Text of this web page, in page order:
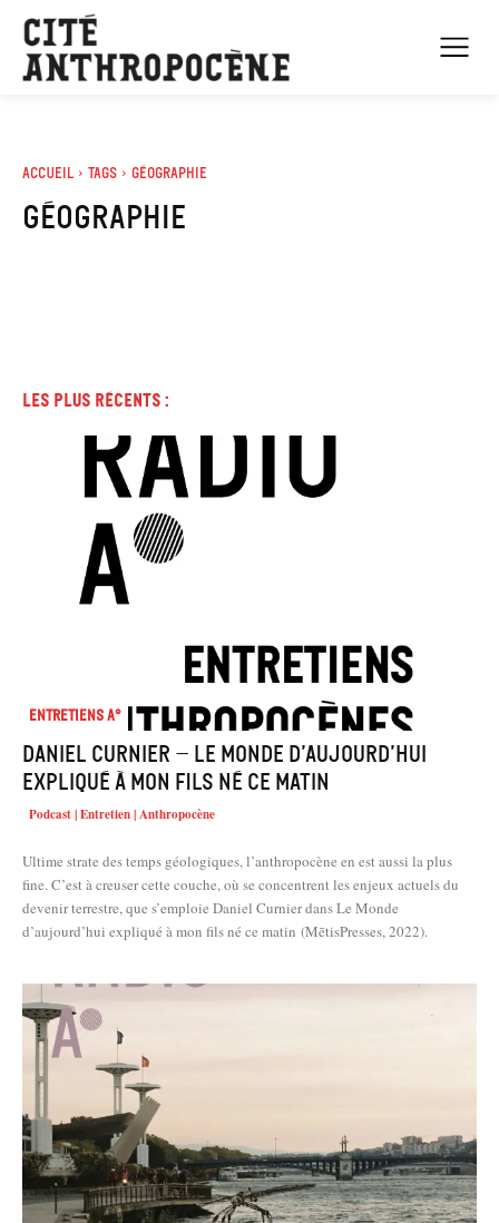
Accueil Tags Géographie
géographie
Les plus récents :
Entretiens A°
Daniel Curnier – Le Monde d’aujourd’hui
expliqué à mon fils né ce matin
Podcast | Entretien | Anthropocène
Ultime strate des temps géologiques, l’anthropocène en est aussi la plus
fine. C’est à creuser cette couche, où se concentrent les enjeux actuels du
devenir terrestre, que s’emploie Daniel Curnier dans Le Monde
d’aujourd’hui expliqué à mon fils né ce matin (MētisPresses, 2022).